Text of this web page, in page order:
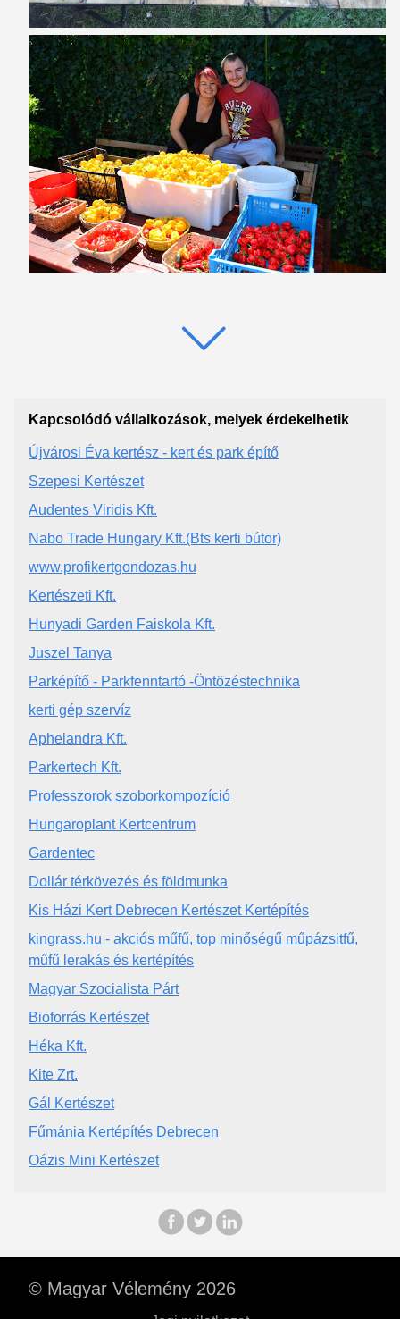
Kapcsolódó vállalkozások, melyek érdekelhetik
Újvárosi Éva kertész - kert és park építő
Szepesi Kertészet
Audentes Viridis Kft.
Nabo Trade Hungary Kft.(Bts kerti bútor)
www.profikertgondozas.hu
Kertészeti Kft.
Hunyadi Garden Faiskola Kft.
Juszel Tanya
Parképítő - Parkfenntartó -Öntözéstechnika
kerti gép szervíz
Aphelandra Kft.
Parkertech Kft.
Professzorok szoborkompozíció
Hungaroplant Kertcentrum
Gardentec
Dollár térkövezés és földmunka
Kis Házi Kert Debrecen Kertészet Kertépítés
kingrass.hu - akciós műfű, top minőségű műpázsitfű,
műfű lerakás és kertépítés
Magyar Szocialista Párt
Bioforrás Kertészet
Héka Kft.
Kite Zrt.
Gál Kertészet
Fűmánia Kertépítés Debrecen
Oázis Mini Kertészet
© Magyar Vélemény 2026